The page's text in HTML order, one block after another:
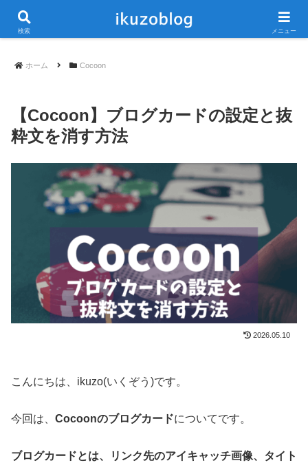
当ブログは広告が含まれています
ホーム Cocoon
【Cocoon】ブログカードの設定と抜
粋文を消す方法
2026.05.10
こんにちは、ikuzo(いくぞう)です。
今回は、 Cocoonのブログカードについてです。
ブログカードとは、リンク先のアイキャッチ画像、タイト
検索 メニュー